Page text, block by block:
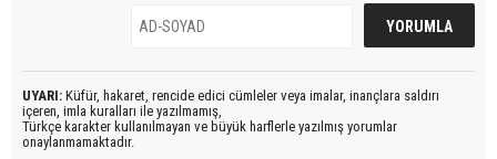
UYARI: Küfür, hakaret, rencide edici cümleler veya imalar, inançlara saldırı
içeren, imla kuralları ile yazılmamış,
Türkçe karakter kullanılmayan ve büyük harflerle yazılmış yorumlar
onaylanmamaktadır.